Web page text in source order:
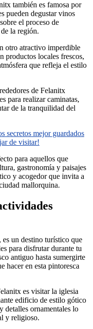
también es famosa por
pueden degustar vinos
el proceso de
la región.
otro atractivo imperdible
productos locales frescos,
que refleja el estilo
de Felanitx
para realizar caminatas,
de la tranquilidad del
secretos mejor guardados
de visitar!
para aquellos que
gastronomía y paisajes
y acogedor que invita a
mallorquina.
un destino turístico que
para disfrutar durante tu
antiguo hasta sumergirte
hacer en esta pintoresca
es visitar la iglesia
edificio de estilo gótico
detalles ornamentales lo
y religioso.